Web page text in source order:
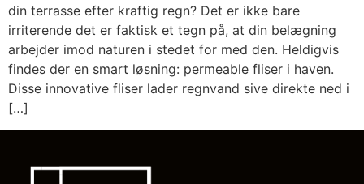
din terrasse efter kraftig regn? Det er ikke bare
irriterende det er faktisk et tegn på, at din belægning
arbejder imod naturen i stedet for med den. Heldigvis
findes der en smart løsning: permeable fliser i haven.
Disse innovative fliser lader regnvand sive direkte ned i
[…]